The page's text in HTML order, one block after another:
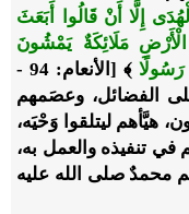
إِلَّا أَنْ قَالُوا أَبَعَثَ
مَلَائِكَةٌ يَمْشُونَ
رَسُولًا
﴾ [الأنعام: 94 -
الفضائل، وعصَمهم
هيَّأهم ليتلقوا وَحْيَه،
في تنفيذه والعمل به،
محمدٌ صلى الله عليه